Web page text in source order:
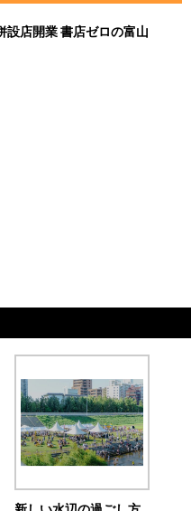
設店開業 書店ゼロの富山